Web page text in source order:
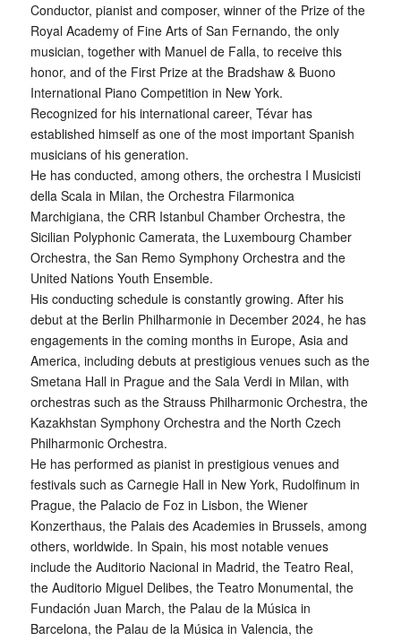
Conductor, pianist and composer, winner of the Prize of the
Royal Academy of Fine Arts of San Fernando, the only
musician, together with Manuel de Falla, to receive this
honor, and of the First Prize at the Bradshaw & Buono
International Piano Competition in New York.
Recognized for his international career, Tévar has
established himself as one of the most important Spanish
musicians of his generation.
He has conducted, among others, the orchestra I Musicisti
della Scala in Milan, the Orchestra Filarmonica
Marchigiana, the CRR Istanbul Chamber Orchestra, the
Sicilian Polyphonic Camerata, the Luxembourg Chamber
Orchestra, the San Remo Symphony Orchestra and the
United Nations Youth Ensemble.
His conducting schedule is constantly growing. After his
debut at the Berlin Philharmonie in December 2024, he has
engagements in the coming months in Europe, Asia and
America, including debuts at prestigious venues such as the
Smetana Hall in Prague and the Sala Verdi in Milan, with
orchestras such as the Strauss Philharmonic Orchestra, the
Kazakhstan Symphony Orchestra and the North Czech
Philharmonic Orchestra.
He has performed as pianist in prestigious venues and
festivals such as Carnegie Hall in New York, Rudolfinum in
Prague, the Palacio de Foz in Lisbon, the Wiener
Konzerthaus, the Palais des Academies in Brussels, among
others, worldwide. In Spain, his most notable venues
include the Auditorio Nacional in Madrid, the Teatro Real,
the Auditorio Miguel Delibes, the Teatro Monumental, the
Fundación Juan March, the Palau de la Música in
Barcelona, ​​the Palau de la Música in Valencia, the